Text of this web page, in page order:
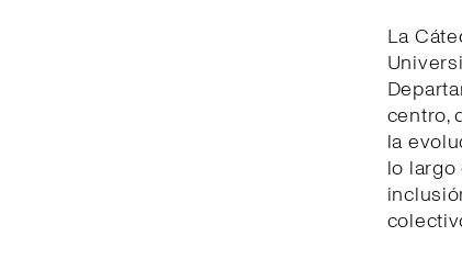
La
centro,
la
lo largo